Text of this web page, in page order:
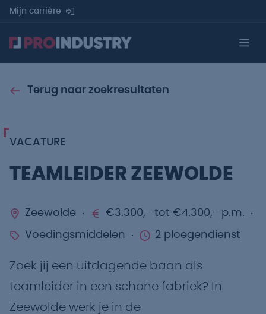
Mijn carrière
Terug naar zoekresultaten
VACATURE
TEAMLEIDER ZEEWOLDE
Zeewolde €3.300,- tot €4.300,- p.m.
Voedingsmiddelen 2 ploegendienst
Zoek jij een uitdagende baan als
teamleider in een schone fabriek? In
Zeewolde werk je in de